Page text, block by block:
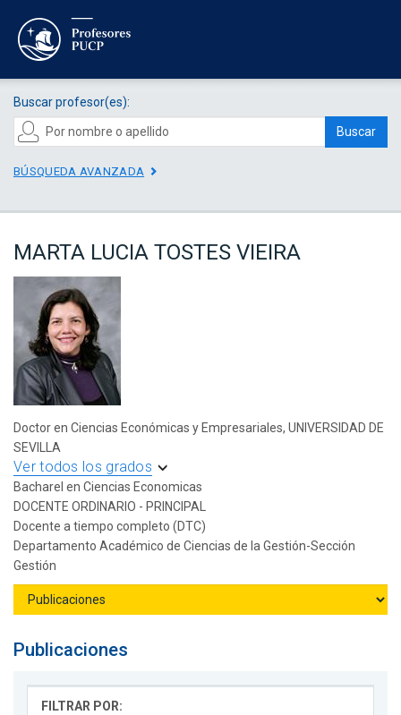
Buscar profesor(es):
Buscar
BÚSQUEDA AVANZADA
MARTA LUCIA TOSTES VIEIRA
Doctor en Ciencias Económicas y Empresariales, UNIVERSIDAD DE
SEVILLA
Ver todos los grados
Bacharel en Ciencias Economicas
DOCENTE ORDINARIO - PRINCIPAL
Docente a tiempo completo (DTC)
Departamento Académico de Ciencias de la Gestión-Sección
Gestión
Publicaciones
FILTRAR POR: